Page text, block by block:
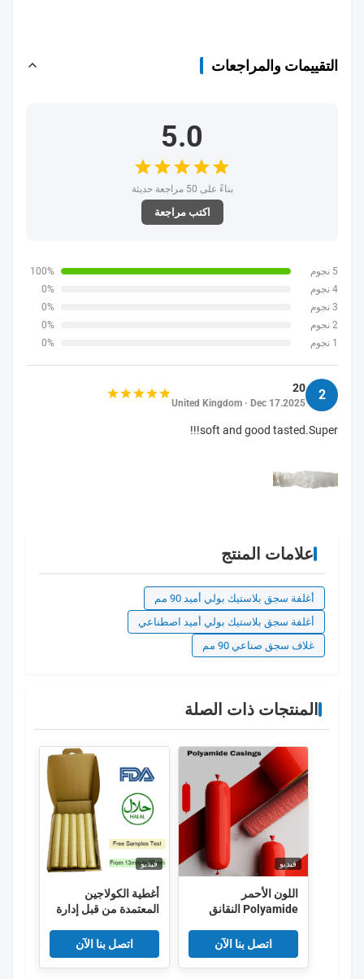
التقييمات والمراجعات
5.0
بناءً على 50 مراجعة حديثة
اكتب مراجعة
5 نجوم
100%
4 نجوم
0%
3 نجوم
0%
2 نجوم
0%
1 نجوم
0%
2
20
United Kingdom · Dec 17.2025
soft and good tasted.Super!!!
علامات المنتج
أغلفة سجق بلاستيك بولي أميد 90 مم
أغلفة سجق بلاستيك بولي أميد اصطناعي
غلاف سجق صناعي 90 مم
المنتجات ذات الصلة
فيديو
اللون الأحمر
Polyamide النقانق
للإنكماش مع 5 طبقات
اتصل بنا الآن
فيديو
أغطية الكولاجين
المعتمدة من قبل إدارة
يبلغ طولها 15 مترًا لكل
خيط ومرونة الدخان
الفائقة للنقانق المدخنة
اتصل بنا الآن